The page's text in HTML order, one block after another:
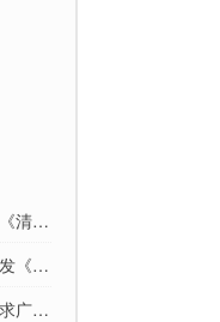
清远
《广
导则
广东